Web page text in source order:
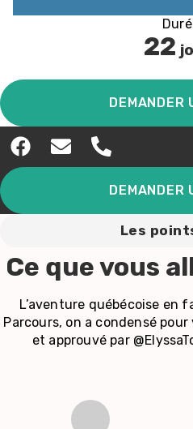
22
DEMANDER
DEMANDER
Les
Ce que vous
L’aventure québécoise en
Parcours, on a condensé
et approuvé par